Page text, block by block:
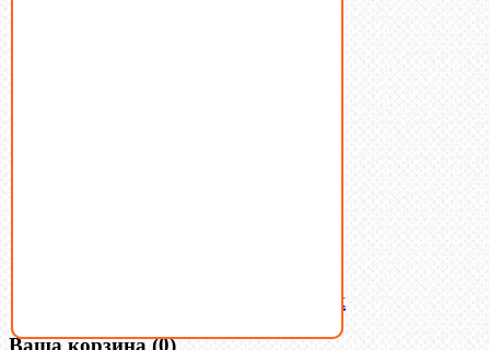
Латунный и бронзовый крепеж
Ваша корзина(0)